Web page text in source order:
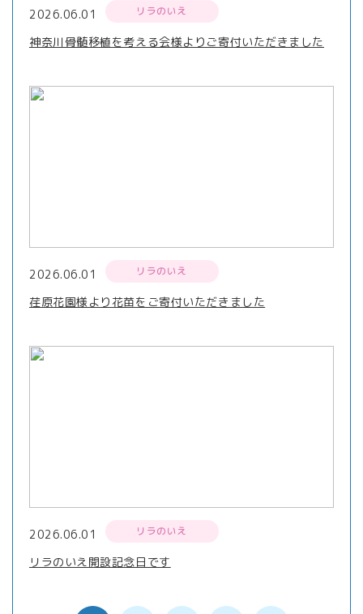
2026.06.01 リラのいえ
神奈川骨髄移植を考える会様よりご寄付いただきました
2026.06.01 リラのいえ
荏原花園様より花苗をご寄付いただきました
2026.06.01 リラのいえ
リラのいえ開設記念日です